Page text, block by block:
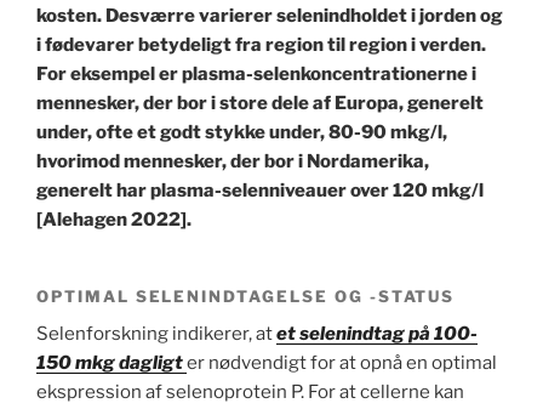
kosten. Desværre varierer selenindholdet i jorden og
i fødevarer betydeligt fra region til region i verden.
For eksempel er plasma-selenkoncentrationerne i
mennesker, der bor i store dele af Europa, generelt
under, ofte et godt stykke under, 80-90 mkg/l,
hvorimod mennesker, der bor i Nordamerika,
generelt har plasma-selenniveauer over 120 mkg/l
[Alehagen 2022].
OPTIMAL SELENINDTAGELSE OG -STATUS
Selenforskning indikerer, atet selenindtag på 100-
150 mkg dagligter nødvendigt for at opnå en optimal
ekspression af selenoprotein P. For at cellerne kan